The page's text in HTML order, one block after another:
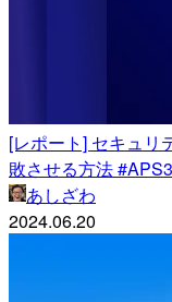
[レポート] セキュリ
敗させる方法
あしざわ
2024.06.20